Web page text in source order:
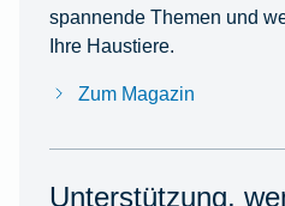
spannende Themen und
Ihre Haustiere.
Zum Magazin
Unterstützung,